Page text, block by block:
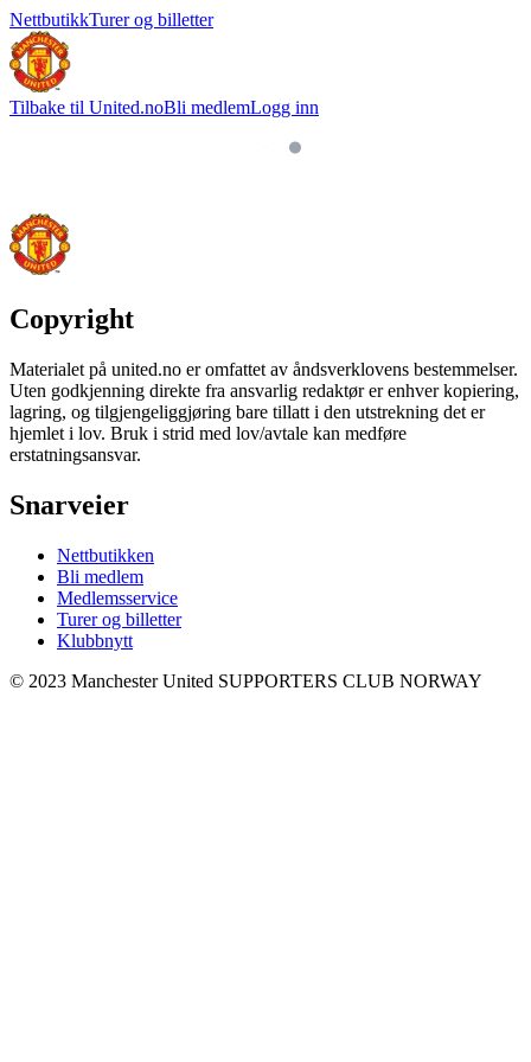
NettbutikkTurer og billetter
Tilbake til United.noBli medlemLogg inn
Copyright
Materialet på united.no er omfattet av åndsverklovens bestemmelser.
Uten godkjenning direkte fra ansvarlig redaktør er enhver kopiering,
lagring, og tilgjengeliggjøring bare tillatt i den utstrekning det er
hjemlet i lov. Bruk i strid med lov/avtale kan medføre
erstatningsansvar.
Snarveier
Nettbutikken
Bli medlem
Medlemsservice
Turer og billetter
Klubbnytt
© 2023 Manchester United SUPPORTERS CLUB NORWAY